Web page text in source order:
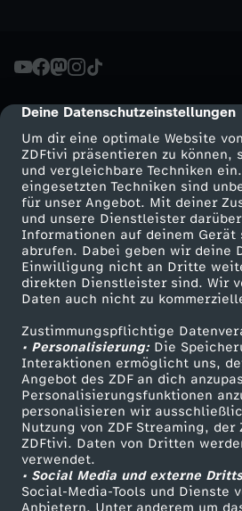
cmp-dialog-description
Deine Datenschutzeinstellungen
Um dir eine optimale Website
ZDFtivi präsentieren zu können,
und vergleichbare Techniken
eingesetzten Techniken sind
für unser Angebot. Mit deiner
und unsere Dienstleister
Informationen auf deinem
abrufen. Dabei geben wir deine
Einwilligung nicht an Dritte
direkten Dienstleister sind. Wir
Daten auch nicht zu
Zustimmungspflichtige
• Personalisierung:Die
Interaktionen ermöglicht uns,
Angebot des ZDF an dich
Personalisierungsfunktionen
personalisieren wir
Nutzung von ZDF Streaming, der
ZDFtivi. Daten von Dritten
verwendet.
• Social Media und externe
Social-Media-Tools und Dienste
Anbietern. Unter anderem um
D
e
r
A
b
s
t
i
e
g
-
Mehr ZDF
ZDF-Apps
Smart TV
ZDFtext
Livestreams
Sendungen A-Z
TV-Programm
Hilfe
ZDF Unternehmen